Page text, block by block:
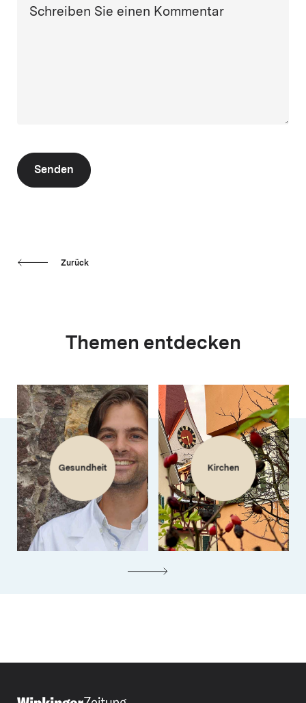
Schreiben Sie einen Kommentar
Senden
Zurück
Themen entdecken
Gesundheit Kirchen